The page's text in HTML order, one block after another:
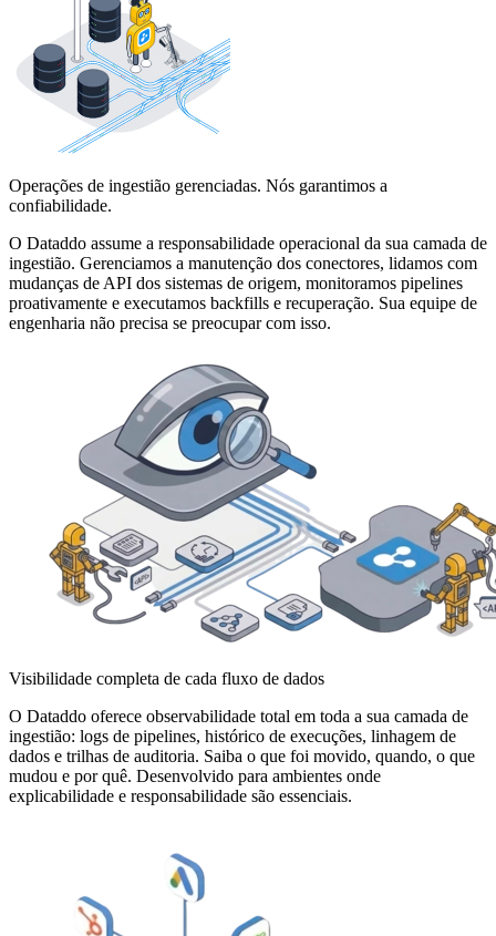
Operações de ingestião gerenciadas. Nós garantimos a
confiabilidade.
O Dataddo assume a responsabilidade operacional da sua camada de
ingestião. Gerenciamos a manutenção dos conectores, lidamos com
mudanças de API dos sistemas de origem, monitoramos pipelines
proativamente e executamos backfills e recuperação. Sua equipe de
engenharia não precisa se preocupar com isso.
Visibilidade completa de cada fluxo de dados
O Dataddo oferece observabilidade total em toda a sua camada de
ingestião: logs de pipelines, histórico de execuções, linhagem de
dados e trilhas de auditoria. Saiba o que foi movido, quando, o que
mudou e por quê. Desenvolvido para ambientes onde
explicabilidade e responsabilidade são essenciais.